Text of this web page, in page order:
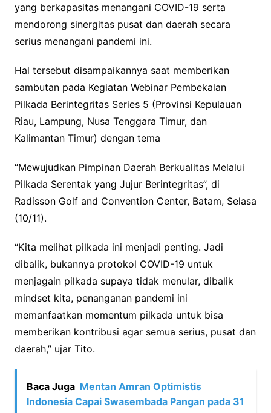
yang berkapasitas menangani COVID-19 serta
mendorong sinergitas pusat dan daerah secara
serius menangani pandemi ini.
Hal tersebut disampaikannya saat memberikan
sambutan pada Kegiatan Webinar Pembekalan
Pilkada Berintegritas Series 5 (Provinsi Kepulauan
Riau, Lampung, Nusa Tenggara Timur, dan
Kalimantan Timur) dengan tema
“Mewujudkan Pimpinan Daerah Berkualitas Melalui
Pilkada Serentak yang Jujur Berintegritas”, di
Radisson Golf and Convention Center, Batam, Selasa
(10/11).
“Kita melihat pilkada ini menjadi penting. Jadi
dibalik, bukannya protokol COVID-19 untuk
menjagain pilkada supaya tidak menular, dibalik
mindset kita, penanganan pandemi ini
memanfaatkan momentum pilkada untuk bisa
memberikan kontribusi agar semua serius, pusat dan
daerah,” ujar Tito.
Baca Juga Mentan Amran Optimistis
Indonesia Capai Swasembada Pangan pada 31